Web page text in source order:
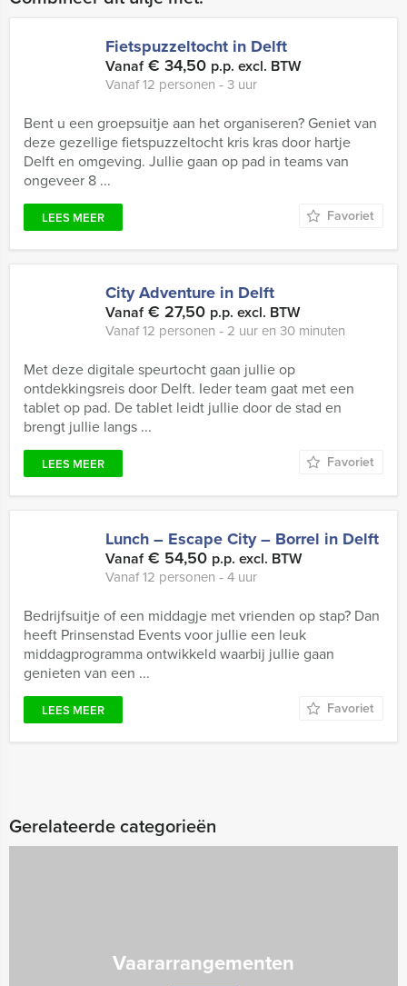
Fietspuzzeltocht in Delft
Vanaf€ 34,50 p.p. excl. BTW
Vanaf 12 personen ‐ 3 uur
Bent u een groepsuitje aan het organiseren? Geniet van
deze gezellige fietspuzzeltocht kris kras door hartje
Delft en omgeving. Jullie gaan op pad in teams van
ongeveer 8 ...
LEES MEER Favoriet
City Adventure in Delft
Vanaf€ 27,50 p.p. excl. BTW
Vanaf 12 personen ‐ 2 uur en 30 minuten
Met deze digitale speurtocht gaan jullie op
ontdekkingsreis door Delft. Ieder team gaat met een
tablet op pad. De tablet leidt jullie door de stad en
brengt jullie langs ...
LEES MEER Favoriet
Lunch – Escape City – Borrel in Delft
Vanaf€ 54,50 p.p. excl. BTW
Vanaf 12 personen ‐ 4 uur
Bedrijfsuitje of een middagje met vrienden op stap? Dan
heeft Prinsenstad Events voor jullie een leuk
middagprogramma ontwikkeld waarbij jullie gaan
genieten van een ...
LEES MEER Favoriet
Gerelateerde categorieën
Vaararrangementen